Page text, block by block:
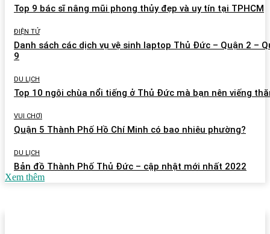
Top 9 bác sĩ nâng mũi phong thủy đẹp và uy tín tại TPHCM
ĐIỆN TỬ
Danh sách các dịch vụ vệ sinh laptop Thủ Đức – Quận 2 –
9
DU LỊCH
Top 10 ngôi chùa nổi tiếng ở Thủ Đức mà bạn nên viếng
VUI CHƠI
Quận 5 Thành Phố Hồ Chí Minh có bao nhiêu phường?
DU LỊCH
Bản đồ Thành Phố Thủ Đức – cập nhật mới nhất 2022
Xem thêm